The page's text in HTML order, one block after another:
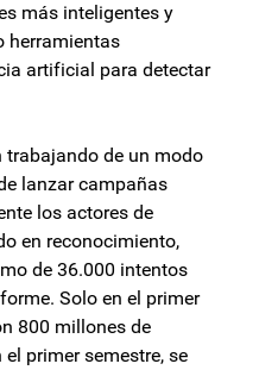
más inteligentes y
herramientas
artificial para detectar
trabajando de un modo
lanzar campañas
los actores de
en reconocimiento,
de 36.000 intentos
Solo en el primer
800 millones de
primer semestre, se